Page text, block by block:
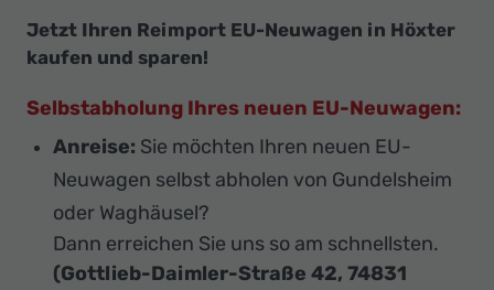
Jetzt Ihren Reimport EU-Neuwagen in Höxter
kaufen und sparen!
Selbstabholung Ihres neuen EU-Neuwagen:
Anreise: Sie möchten Ihren neuen EU-
Neuwagen selbst abholen von Gundelsheim
oder Waghäusel?
Dann erreichen Sie uns so am schnellsten.
(Gottlieb-Daimler-Straße 42, 74831